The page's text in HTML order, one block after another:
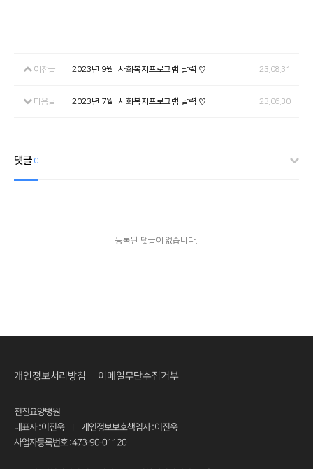
이전글 [2023년 9월] 사회복지프로그램 달력 ♡ 23.08.31
다음글 [2023년 7월] 사회복지프로그램 달력 ♡ 23.06.30
댓글0
등록된 댓글이 없습니다.
천진요양병원
대표자 : 이진욱
개인정보보호책임자 : 이진욱
사업자등록번호 : 473-90-01120
개인정보처리방침 이메일무단수집거부